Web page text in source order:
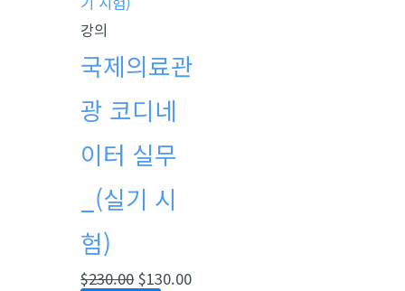
강의
국제의료관
광 코디네
이터 실무
_(실기 시
험)
$230.00 $130.00